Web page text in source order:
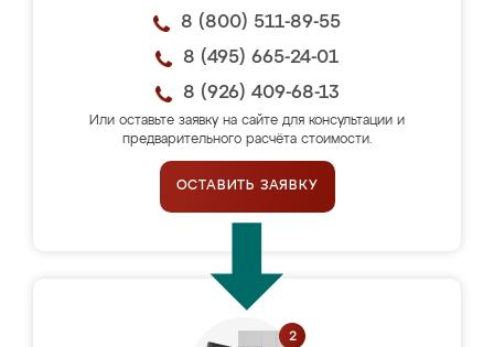
8 (800) 511-89-55
8 (495) 665-24-01
8 (926) 409-68-13
Или оставьте заявку на сайте для консультации и
предварительного расчёта стоимости.
ОСТАВИТЬ ЗАЯВКУ